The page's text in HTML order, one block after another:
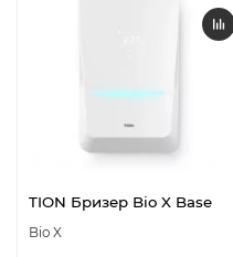
TION Бризер Bio X Base
Bio X